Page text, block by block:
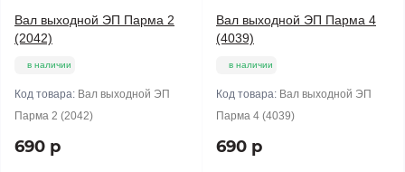
Вал выходной ЭП Парма 2
(2042)
в наличии
Код товара: Вал выходной ЭП
Парма 2 (2042)
690 р
Вал выходной ЭП Парма 4
(4039)
в наличии
Код товара: Вал выходной ЭП
Парма 4 (4039)
690 р